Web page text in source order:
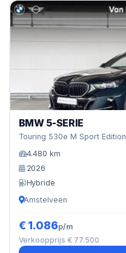
BMW 5-SERIE
Touring 530e M Sport Edition
4.480 km
2026
Hybride
Amstelveen
€ 1.086p/m
Verkoopprijs € 77.500